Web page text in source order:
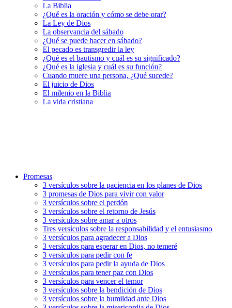
La Biblia
¿Qué es la oración y cómo se debe orar?
La Ley de Dios
La observancia del sábado
¿Qué se puede hacer en sábado?
El pecado es transgredir la ley
¿Qué es el bautismo y cuál es su significado?
¿Qué es la iglesia y cuál es su función?
Cuando muere una persona, ¿Qué sucede?
El juicio de Dios
El milenio en la Biblia
La vida cristiana
Promesas
3 versículos sobre la paciencia en los planes de Dios
3 promesas de Dios para vivir con valor
3 versículos sobre el perdón
3 versículos sobre el retorno de Jesús
3 versículos sobre amar a otros
Tres versículos sobre la responsabilidad y el entusiasmo
3 versículos para agradecer a Dios
3 versículos para esperar en Dios, no temeré
3 versículos para pedir con fe
3 versículos para pedir la ayuda de Dios
3 versículos para tener paz con Dios
3 versículos para vencer el temor
3 versículos sobre la bendición de Dios
3 versículos sobre la humildad ante Dios